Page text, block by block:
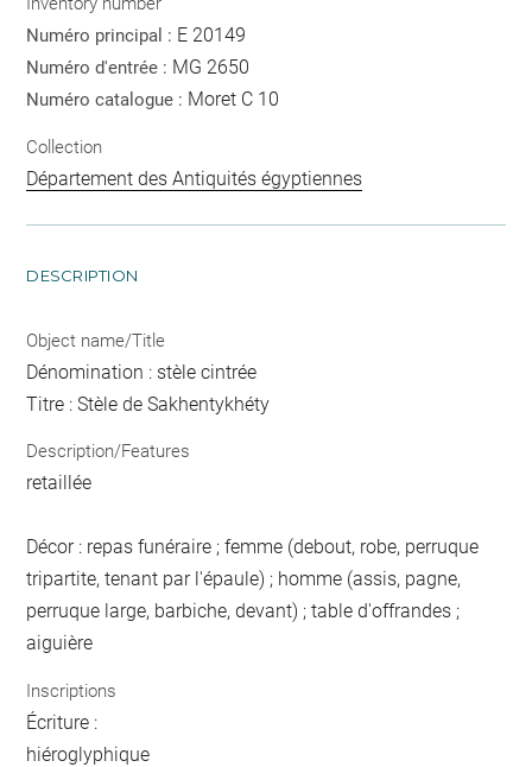
Numéro principal : E 20149
Numéro d'entrée : MG 2650
Numéro catalogue : Moret C 10
Collection
Département des Antiquités égyptiennes
DESCRIPTION
Object name/Title
Dénomination : stèle cintrée
Titre : Stèle de Sakhentykhéty
Description/Features
retaillée
Décor : repas funéraire ; femme (debout, robe, perruque
tripartite, tenant par l'épaule) ; homme (assis, pagne,
perruque large, barbiche, devant) ; table d'offrandes ;
aiguière
Inscriptions
Écriture :
hiéroglyphique